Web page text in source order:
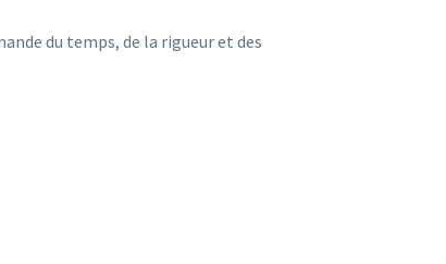
du temps, de la rigueur et des